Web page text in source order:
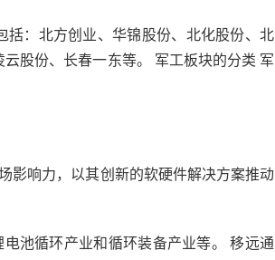
括：北方创业、华锦股份、北化股份、北
股份、长春一东等。 军工板块的分类 军
影响力，以其创新的软硬件解决方案推动
池循环产业和循环装备产业等。 移远通